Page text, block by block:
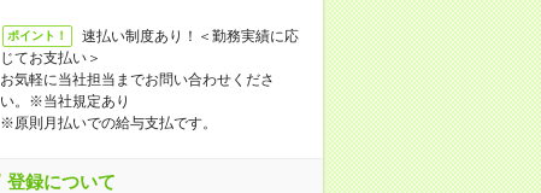
ポイント！
速払い制度あり！＜勤務実績に応
じてお支払い＞
お気軽に当社担当までお問い合わせくださ
い。※当社規定あり
※原則月払いでの給与支払です。
登録について